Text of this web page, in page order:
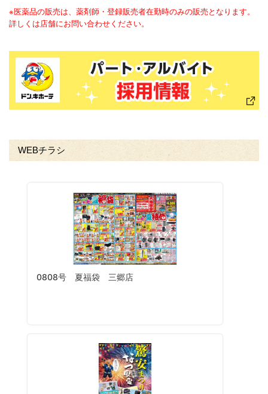
※医薬品の販売は、薬剤師・登録販売者在勤時のみの販売となります。
詳しくは店舗にお問い合わせください。
WEBチラシ